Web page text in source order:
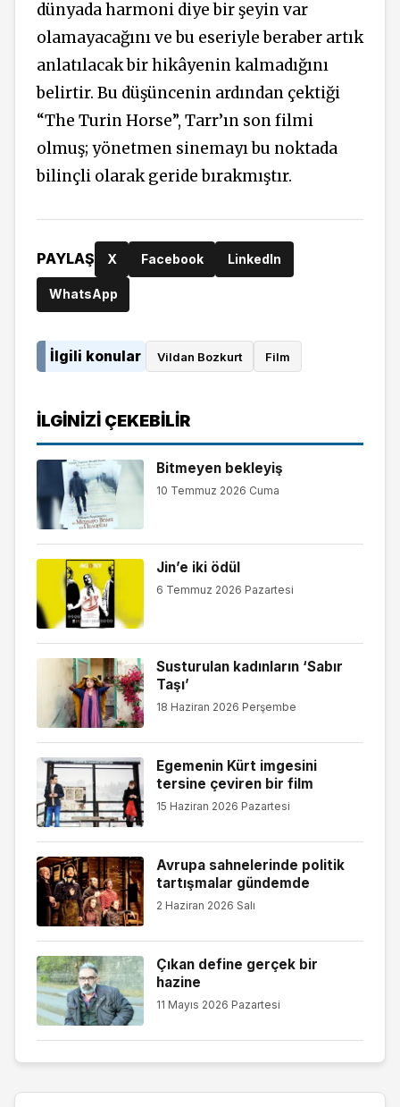
dünyada harmoni diye bir şeyin var
olamayacağını ve bu eseriyle beraber artık
anlatılacak bir hikâyenin kalmadığını
belirtir. Bu düşüncenin ardından çektiği
“The Turin Horse”, Tarr’ın son filmi
olmuş; yönetmen sinemayı bu noktada
bilinçli olarak geride bırakmıştır.
PAYLAŞ X Facebook LinkedIn
WhatsApp
İlgili konular Vildan Bozkurt Film
İLGINIZI ÇEKEBILIR
Bitmeyen bekleyiş
10 Temmuz 2026 Cuma
Jin’e iki ödül
6 Temmuz 2026 Pazartesi
Susturulan kadınların ‘Sabır
Taşı’
18 Haziran 2026 Perşembe
Egemenin Kürt imgesini
tersine çeviren bir film
15 Haziran 2026 Pazartesi
Avrupa sahnelerinde politik
tartışmalar gündemde
2 Haziran 2026 Salı
Çıkan define gerçek bir
hazine
11 Mayıs 2026 Pazartesi